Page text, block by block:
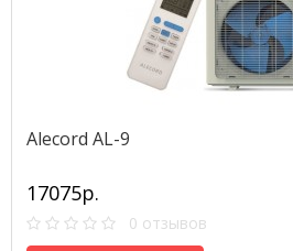
Alecord AL-9
17075р.
0 отзывов